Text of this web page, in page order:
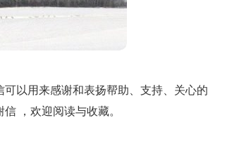
以用来感谢和表扬帮助、支持、关心的
，欢迎阅读与收藏。